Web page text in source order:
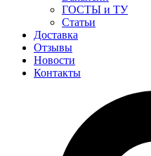
ГОСТЫ и ТУ
Статьи
Доставка
Отзывы
Новости
Контакты